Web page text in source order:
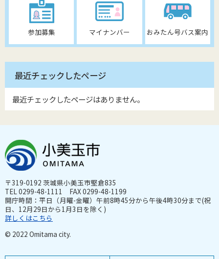
参加募集 マイナンバー おみたん号バス案内
最近チェックしたページ
最近チェックしたページはありません。
〒319-0192 茨城県小美玉市堅倉835
TEL 0299-48-1111 FAX 0299-48-1199
開庁時間：平日（月曜-金曜）午前8時45分から午後4時30分まで(祝
日、12月29日から1月3日を除く)
詳しくはこちら
© 2022 Omitama city.